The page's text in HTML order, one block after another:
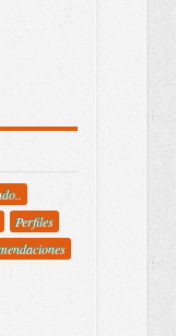
Perfiles